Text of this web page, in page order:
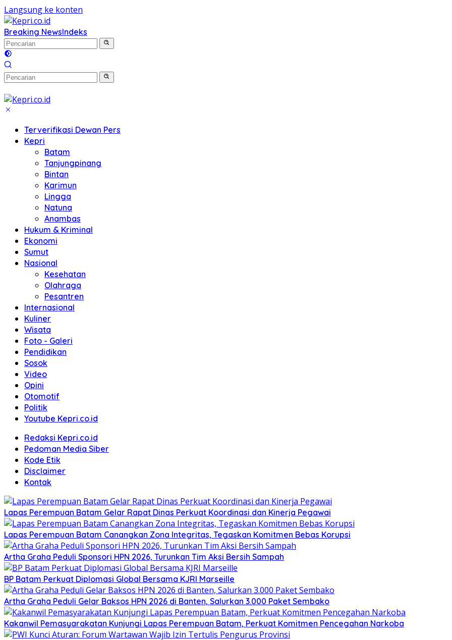
Langsung ke konten
Breaking NewsIndeks
Terverifikasi Dewan Pers
Kepri
Batam
Tanjungpinang
Bintan
Karimun
Lingga
Natuna
Anambas
Hukum & Kriminal
Ekonomi
Sumut
Nasional
Kesehatan
Olahraga
Pesantren
Internasional
Kuliner
Wisata
Foto - Galeri
Pendidikan
Sosok
Video
Opini
Otomotif
Politik
Youtube Kepri.co.id
Redaksi Kepri.co.id
Pedoman Media Siber
Kode Etik
Disclaimer
Kontak
Lapas Perempuan Batam Gelar Rapat Dinas Perkuat Koordinasi dan Kinerja Pegawai
Lapas Perempuan Batam Canangkan Zona Integritas, Tegaskan Komitmen Bebas Korupsi
Artha Graha Peduli Sponsori HPN 2026, Turunkan Tim Aksi Bersih Sampah
BP Batam Perkuat Diplomasi Global Bersama KJRI Marseille
Artha Graha Peduli Gelar Baksos HPN 2026 di Banten, Salurkan 3.000 Paket Sembako
Kakanwil Pemasyarakatan Kunjungi Lapas Perempuan Batam, Perkuat Komitmen Pencegahan Narkoba